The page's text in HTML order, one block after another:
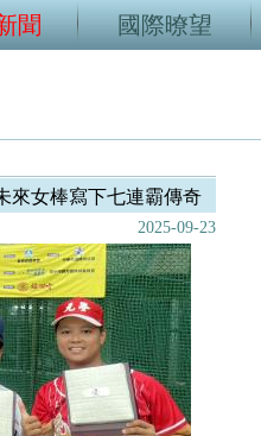
聞 國際暸望
來女棒寫下七連霸傳奇
2025-09-23